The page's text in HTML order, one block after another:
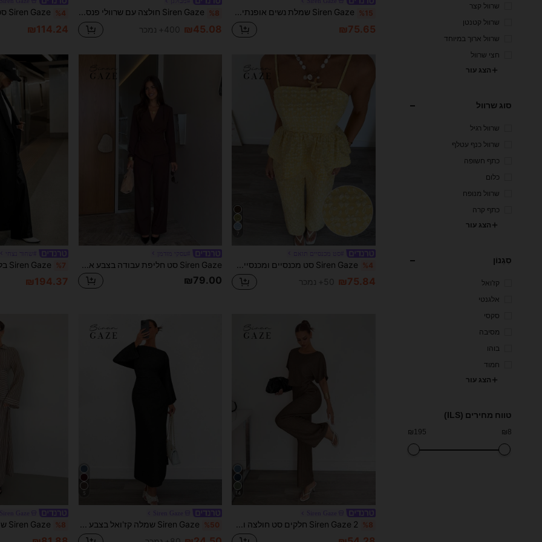
שרוול קצר
שרוול קטנטן
שרוול ארוך במיוחד
חצי שרוול
הצג עור
סוג שרוול
שרוול רגיל
שרוול כנף עטלף
כתף חשופה
כלום
שרוול מנופח
כתף קרה
הצג עור
סִגְנוֹן
קז'ואל
אלגנטי
סקסי
מסיבה
בוהו
חמוד
הצג עור
טווח מחירים (ILS)
₪195 ₪ 8
%15 Siren Gaze שמלת נשים אופנתית עם פסים, קפלים ועיטור פרח מתכתי, שרוול ארוך
₪75.65
%8 Siren Gaze חולצה עם שרוולי פנס מותן מקומטים לנשים, סתיו/חורף חדש
₪45.08 400+ נמכר
%4
₪114.24
%4
₪75.84 50+ נמכר ₪79.00
%7
₪194.37
14
%8
%50
%8